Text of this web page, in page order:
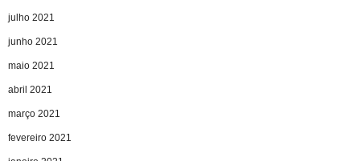
julho 2021
junho 2021
maio 2021
abril 2021
março 2021
fevereiro 2021